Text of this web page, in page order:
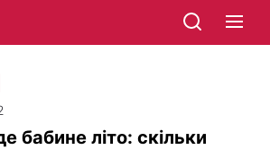
бабине літо: скільки